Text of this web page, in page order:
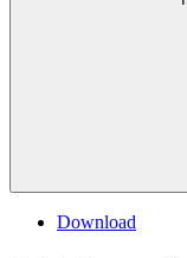
Download